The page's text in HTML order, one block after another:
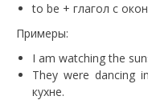
to be + глагол с
Примеры:
I am watching the
They were dancing
кухне.